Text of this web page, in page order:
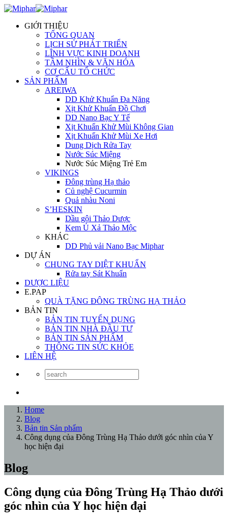
GIỚI THIỆU
TỔNG QUAN
LỊCH SỬ PHÁT TRIỂN
LĨNH VỰC KINH DOANH
TẦM NHÌN & VĂN HÓA
CƠ CẤU TỔ CHỨC
SẢN PHẨM
AREIWA
DD Khử Khuẩn Đa Năng
Xịt Khử Khuẩn Đồ Chơi
DD Nano Bạc Y Tế
Xịt Khuẩn Khử Mùi Không Gian
Xịt Khuẩn Khử Mùi Xe Hơi
Dung Dịch Rửa Tay
Nước Súc Miệng
Nước Súc Miệng Trẻ Em
VIKINGS
Đông trùng Hạ thảo
Củ nghệ Cucurmin
Quả nhàu Noni
S’HESKIN
Dầu gội Thảo Dược
Kem Ủ Xả Thảo Mộc
KHÁC
DD Phủ vải Nano Bạc Miphar
DỰ ÁN
CHUNG TAY DIỆT KHUẨN
Rửa tay Sát Khuẩn
DƯỢC LIỆU
E.PAP
QUÀ TẶNG ĐÔNG TRÙNG HẠ THẢO
BẢN TIN
BẢN TIN TUYỂN DỤNG
BẢN TIN NHÀ ĐẦU TƯ
BẢN TIN SẢN PHẨM
THÔNG TIN SỨC KHỎE
LIÊN HỆ
Home
Blog
Bản tin Sản phẩm
Công dụng của Đông Trùng Hạ Thảo dưới góc nhìn của Y
học hiện đại
Blog
Công dụng của Đông Trùng Hạ Thảo dưới
góc nhìn của Y học hiện đại